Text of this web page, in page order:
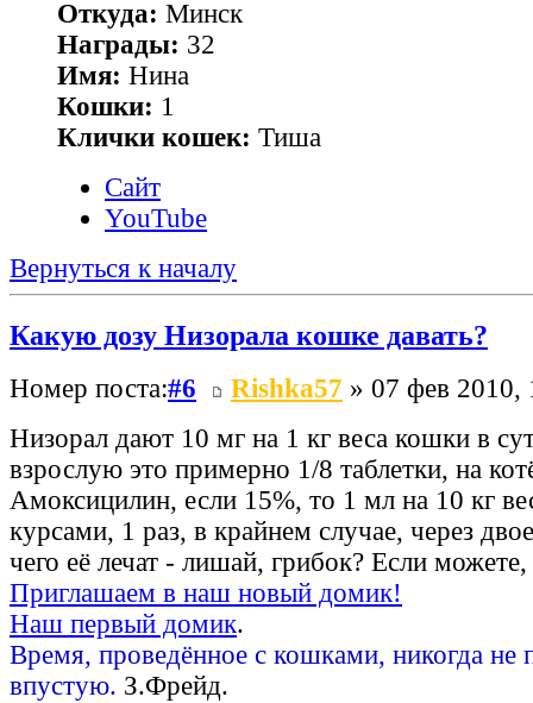
Откуда: Минск
Награды: 32
Имя: Нина
Кошки: 1
Клички кошек: Тиша
Сайт
YouTube
Вернуться к началу
Какую дозу Низорала кошке давать?
Номер поста:#6 Rishka57 » 07 фев 2010,
Низорал дают 10 мг на 1 кг веса кошки в
взрослую это примерно 1/8 таблетки, на
Амоксицилин, если 15%, то 1 мл на 10 кг
курсами, 1 раз, в крайнем случае, через
чего её лечат - лишай, грибок? Если
Приглашаем в наш новый домик!
Наш первый домик.
Время, проведённое с кошками, никогда не
впустую. З.Фрейд.